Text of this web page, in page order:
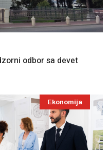
odbor sa devet
Ekonomija